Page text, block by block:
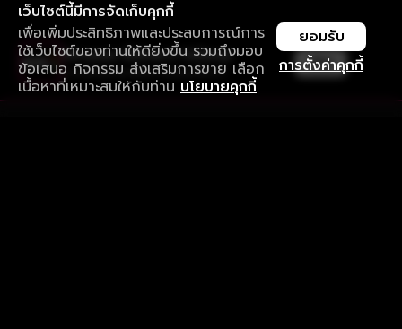
เว็บไซต์นี้มีการจัดเก็บคุกกี้
เพื่อเพิ่มประสิทธิภาพและประสบการณ์การ
ใช้เว็บไซต์ของท่านให้ดียิ่งขึ้น รวมถึงมอบ
ข้อเสนอ กิจกรรม ส่งเสริมการขาย เลือก
เนื้อหาที่เหมาะสมให้กับท่าน นโยบายคุกกี้
การตั้งค่าคุกกี้
ยอมรับ
ใช้งานแอป ลื่นไหลกว่า ไม่มีสะดุด
ดาวน์โหลดแอปเพื่อการรับชมที่ดีกว่า เปิด